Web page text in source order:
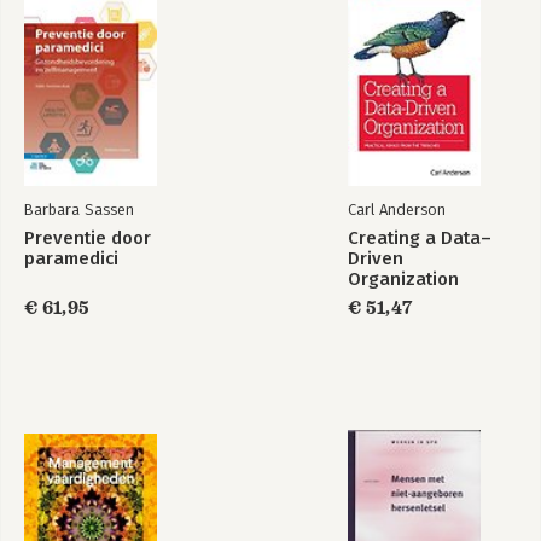
6.3. Kwantitatieve inventarisatie
6.4. Kwalitatieve inventarisatie
6.5. HR-analytics
7. Stap 4: Werk naar een gewenste cultuur en passend
leiderschap
7.1. Bevlogen leiderschap
7.2. Samenwerking en co-creatie
7.3. Zelfregie
7.5. Bevlogenheid en welbevinden
7.6. Job crafting
8. Stap 5: Schets de toekomst(scenario’s)
9.1. Actief op weg naar een flexibele en wendbare organisatie
9.2. Gap-analyse
9.3. Interventies en acties
DEEL III - DE HUMAN CAPITAL ROADMAP IN DE PRAKTIJK
Barbara Sassen
Preventie door
paramedici
€ 61,95
Carl Anderson
Creating a Data–
Driven
Organization
€ 51,47